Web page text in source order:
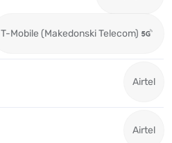
T-Mobile (Makedonski Telecom)
Airtel
Airtel